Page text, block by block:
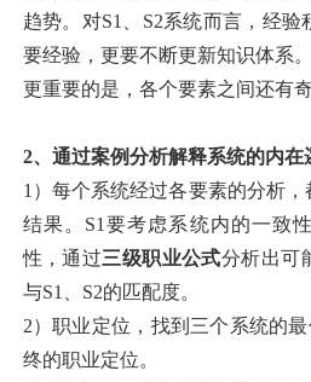
趋势。对S1、S2系统而言，经验
要经验，更要不断更新知识体系。
更重要的是，各个要素之间还有
2、通过案例分析解释系统的内在
1）每个系统经过各要素的分析
结果。S1要考虑系统内的一致
性，通过三级职业公式分析出可
与S1、S2的匹配度。
2）职业定位，找到三个系统的
终的职业定位。